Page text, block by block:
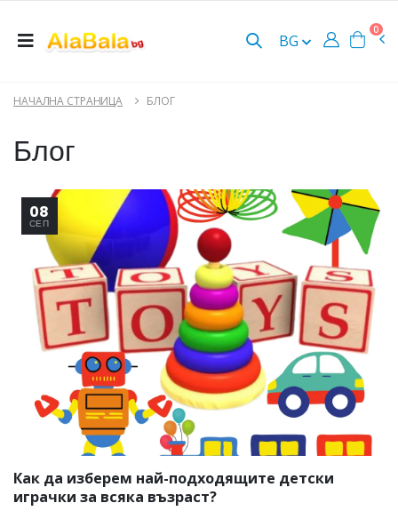
BG
0
НАЧАЛНА СТРАНИЦА БЛОГ
Блог
08
СЕП
Как да изберем най-подходящите детски
играчки за всяка възраст?